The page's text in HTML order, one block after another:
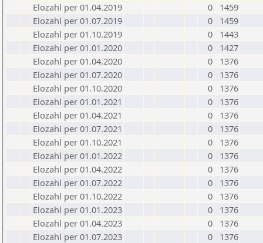
Elozahl per 01.04.2019
0
1459
Elozahl per 01.07.2019
0
1459
Elozahl per 01.10.2019
0
1443
Elozahl per 01.01.2020
0
1427
Elozahl per 01.04.2020
0
1376
Elozahl per 01.07.2020
0
1376
Elozahl per 01.10.2020
0
1376
Elozahl per 01.01.2021
0
1376
Elozahl per 01.04.2021
0
1376
Elozahl per 01.07.2021
0
1376
Elozahl per 01.10.2021
0
1376
Elozahl per 01.01.2022
0
1376
Elozahl per 01.04.2022
0
1376
Elozahl per 01.07.2022
0
1376
Elozahl per 01.10.2022
0
1376
Elozahl per 01.01.2023
0
1376
Elozahl per 01.04.2023
0
1376
Elozahl per 01.07.2023
0
1376